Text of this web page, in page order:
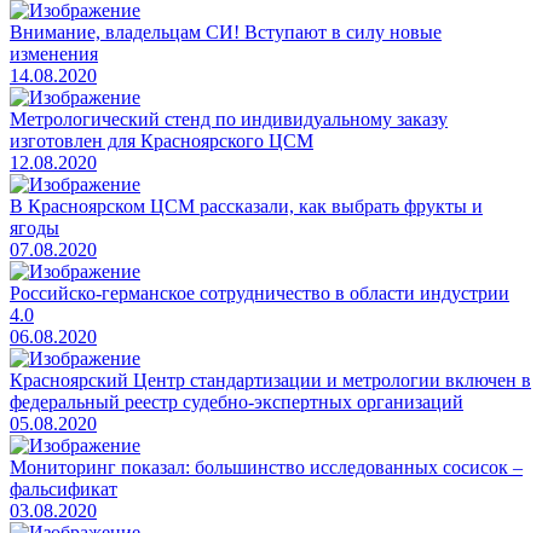
Внимание, владельцам СИ! Вступают в силу новые
изменения
14.08.2020
​Метрологический стенд по индивидуальному заказу
изготовлен для Красноярского ЦСМ
12.08.2020
​В Красноярском ЦСМ рассказали, как выбрать фрукты и
ягоды
07.08.2020
Российско-германское сотрудничество в области индустрии
4.0
06.08.2020
Красноярский Центр стандартизации и метрологии включен в
федеральный реестр судебно-экспертных организаций
05.08.2020
​Мониторинг показал: большинство исследованных сосисок –
фальсификат
03.08.2020